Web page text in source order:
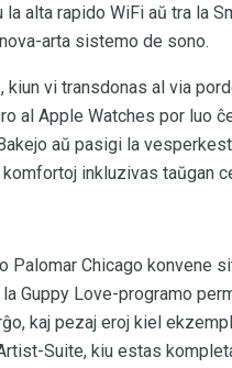
la alta rapido WiFi aŭ tra la
arta sistemo de sono.
vi transdonas al via
al Apple Watches por luo
aŭ pasigi la
inkluzivas taŭgan
Palomar Chicago konvene
Guppy Love-programo
kaj pezaj eroj kiel
Suite, kiu estas